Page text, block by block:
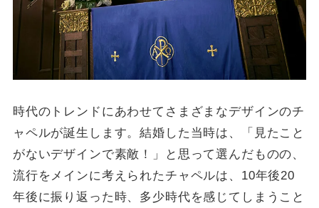
時代のトレンドにあわせてさまざまなデザインのチ
ャペルが誕生します。結婚した当時は、「見たこと
がないデザインで素敵！」と思って選んだものの、
流行をメインに考えられたチャペルは、10年後20
年後に振り返った時、多少時代を感じてしまうこと